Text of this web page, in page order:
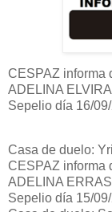
CESPAZ informa
ADELINA
Sepelio día 16/
Casa de duelo:
CESPAZ informa
ADELINA
Sepelio día 15/